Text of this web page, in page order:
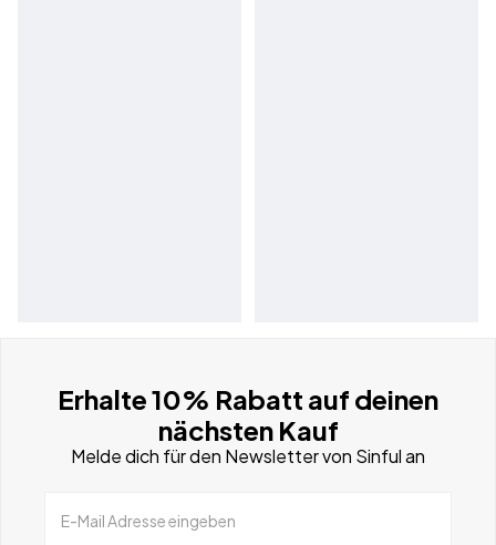
Erhalte 10% Rabatt auf deinen
nächsten Kauf
Melde dich für den Newsletter von Sinful an
E-Mail Adresse eingeben